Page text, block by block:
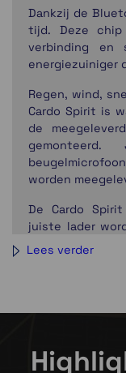
Dankzij de
tijd. Deze
verbinding en
energiezuiniger
Regen, wind,
Cardo Spirit is
de
worden
De Cardo
juiste lader
heb je weer 2
Eigenschappen:
Lees verder